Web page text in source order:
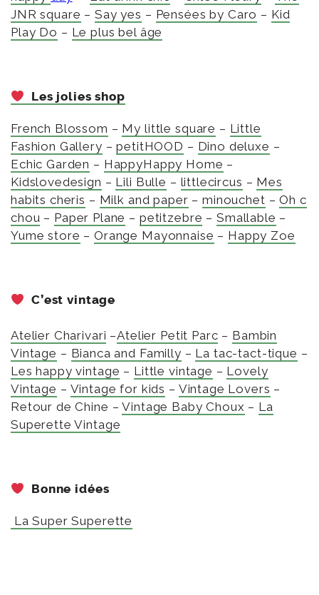
JNR square –Say yes – Pensées by Caro – Kid
Play Do – Le plus bel âge
Les jolies shop
French Blossom – My little square – Little
Fashion Gallery –petitHOOD – Dino deluxe –
Echic Garden – HappyHappy Home –
Kidslovedesign – Lili Bulle – littlecircus – Mes
habits cheris – Milk and paper –minouchet –Oh c
chou – Paper Plane – petitzebre – Smallable –
Yume store –Orange Mayonnaise – Happy Zoe
C’est vintage
Atelier Charivari –Atelier Petit Parc – Bambin
Vintage – Bianca and Familly – La tac-tact-tique –
Les happy vintage – Little vintage – Lovely
Vintage – Vintage for kids – Vintage Lovers –
Retour de Chine –Vintage Baby Choux – La
Superette Vintage
Bonne idées
La Super Superette